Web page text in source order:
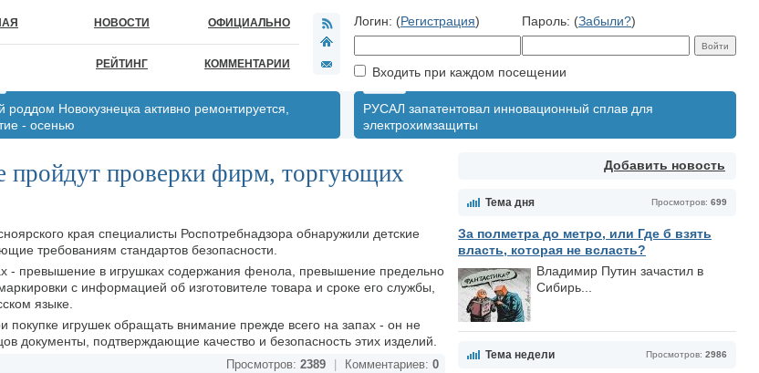
НОВОСТИ ОФИЦИАЛЬНО
РЕЙТИНГ КОММЕНТАРИИ
Логин: (Регистрация) Пароль: (Забыли?)
Входить при каждом посещении
роддом Новокузнецка активно ремонтируется,
- осенью
РУСАЛ запатентовал инновационный сплав для
электрохимзащиты
Добавить новость
Просмотров: 699
Тема дня
За полметра до метро, или Где б взять
власть, которая не всласть?
Владимир Путин зачастил в
Сибирь...
Просмотров: 2986
Тема недели
пройдут проверки фирм, торгующих
края специалисты Роспотребнадзора обнаружили детские
требованиям стандартов безопасности.
- превышение в игрушках содержания фенола, превышение предельно
с информацией об изготовителе товара и сроке его службы,
языке.
игрушек обращать внимание прежде всего на запах - он не
документы, подтверждающие качество и безопасность этих изделий.
Просмотров: 2389 Комментариев: 0